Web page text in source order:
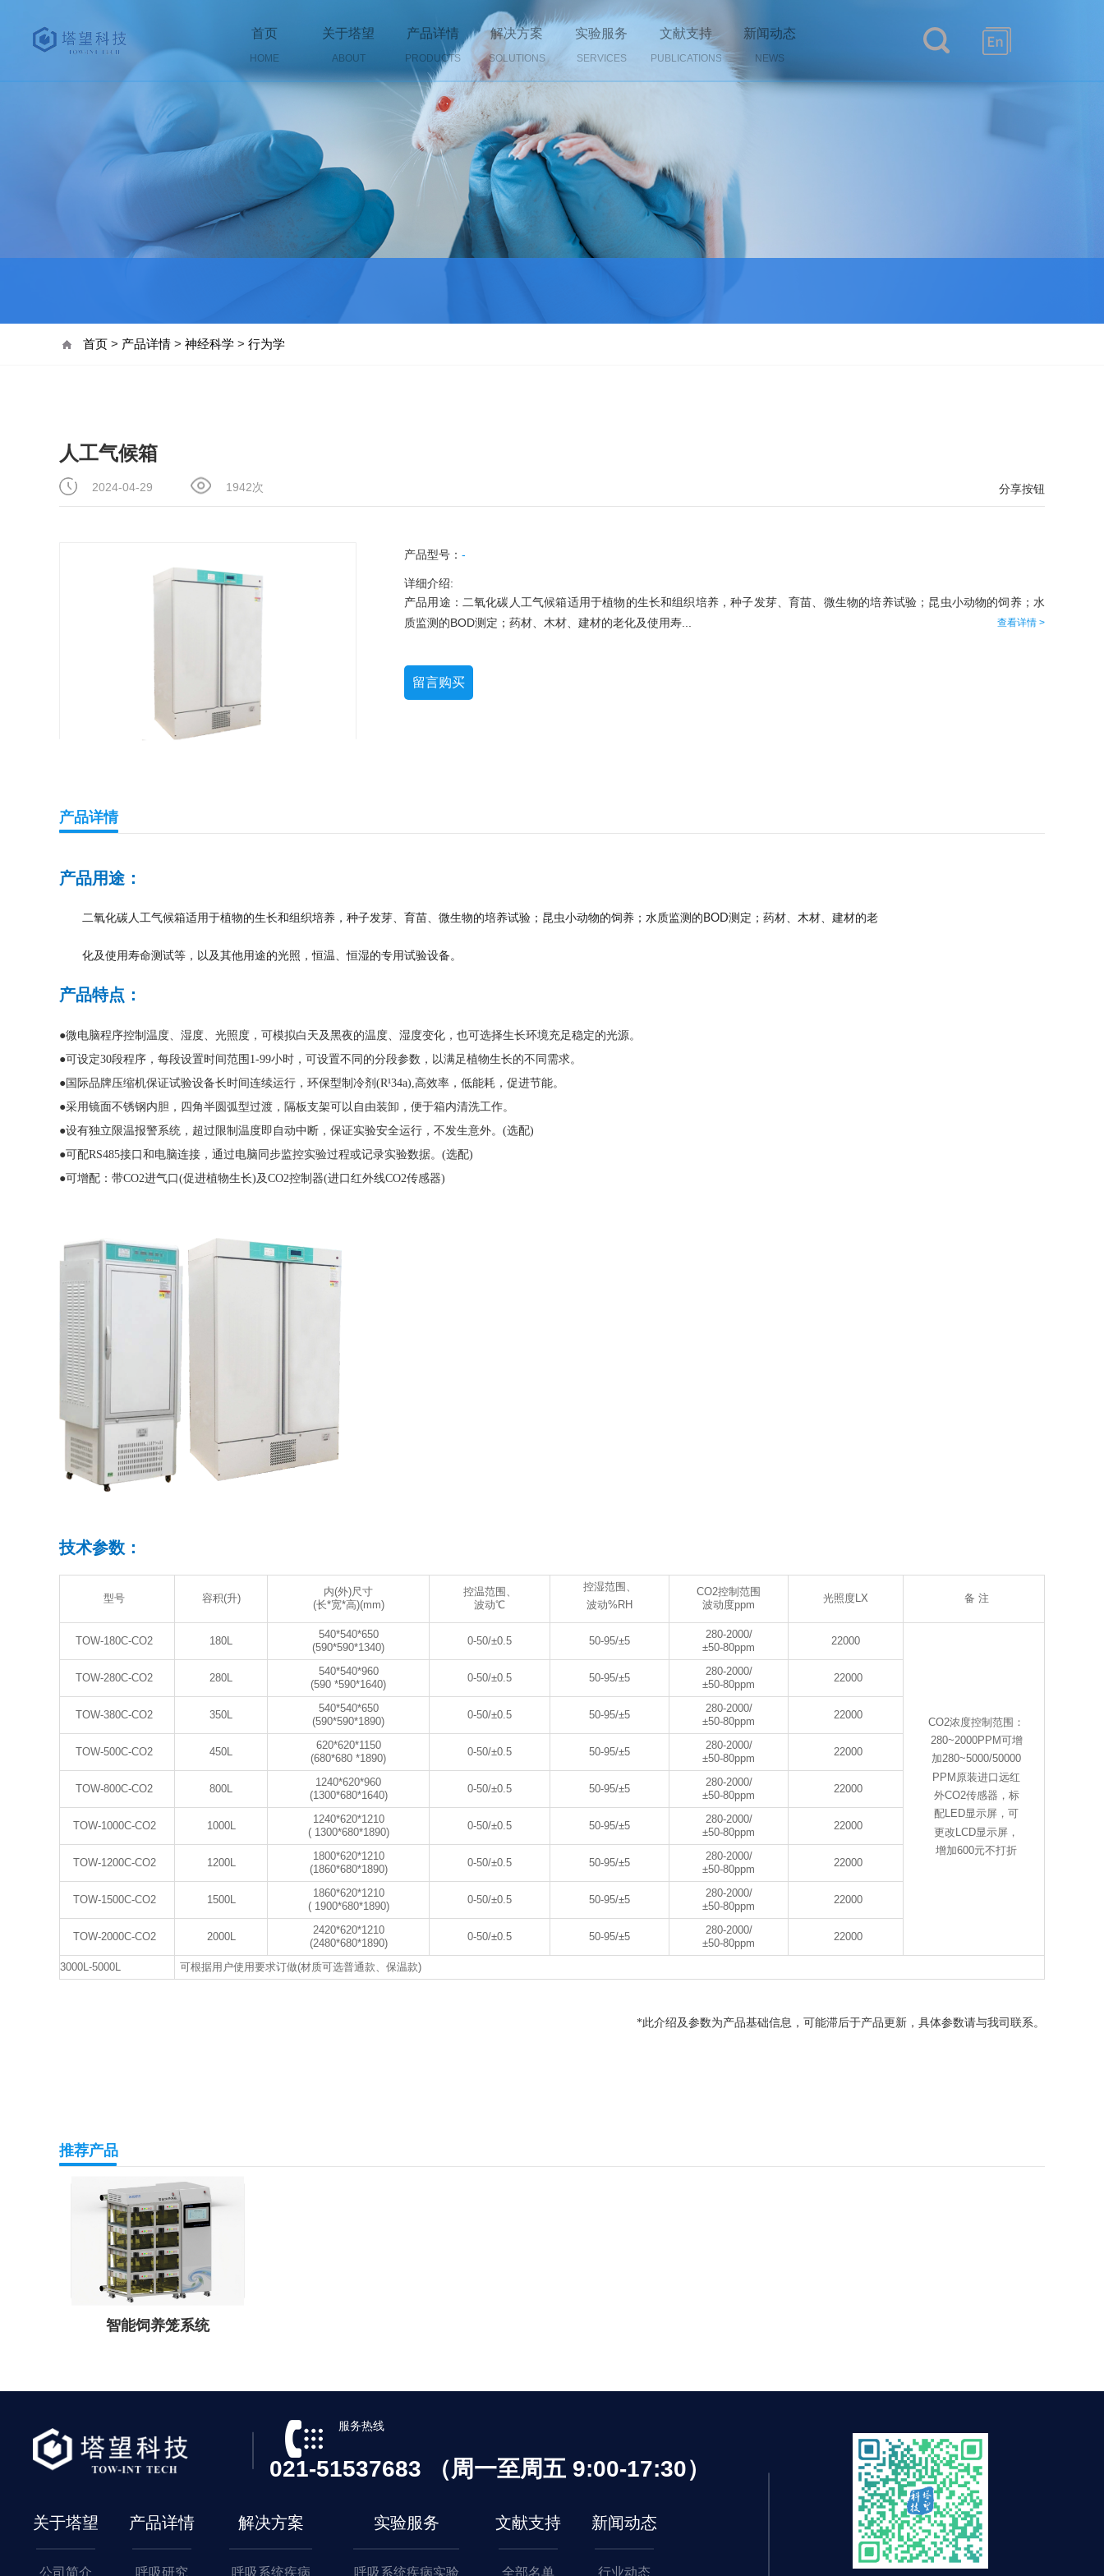
首页
HOME
关于塔望
ABOUT
产品详情
PRODUCTS
解决方案
SOLUTIONS
实验服务
SERVICES
文献支持
PUBLICATIONS
新闻动态
NEWS
首页 > 产品详情 > 神经科学 > 行为学
人工气候箱
2024-04-29 1942次 分享按钮
产品型号： -
详细介绍:
产品用途：二氧化碳人工气候箱适用于植物的生长和组织培养，种子发芽、育苗、微生物的培养试验；昆虫小动物的饲养；水
质监测的BOD测定；药材、木材、建材的老化及使用寿...
查看详情 >
留言购买
产品详情
产品用途：
二氧化碳人工气候箱适用于植物的生长和组织培养，种子发芽、育苗、微生物的培养试验；昆虫小动物的饲养；水质监测的BOD测定；药材、木材、建材的老
化及使用寿命测试等，以及其他用途的光照，恒温、恒湿的专用试验设备。
产品特点：
●微电脑程序控制温度、湿度、光照度，可模拟白天及黑夜的温度、湿度变化，也可选择生长环境充足稳定的光源。
●可设定30段程序，每段设置时间范围1-99小时，可设置不同的分段参数，以满足植物生长的不同需求。
●国际品牌压缩机保证试验设备长时间连续运行，环保型制冷剂(R¹34a),高效率，低能耗，促进节能。
●采用镜面不锈钢内胆，四角半圆弧型过渡，隔板支架可以自由装卸，便于箱内清洗工作。
●设有独立限温报警系统，超过限制温度即自动中断，保证实验安全运行，不发生意外。(选配)
●可配RS485接口和电脑连接，通过电脑同步监控实验过程或记录实验数据。(选配)
●可增配：带CO2进气口(促进植物生长)及CO2控制器(进口红外线CO2传感器)
技术参数：
型号 容积(升)
内(外)尺寸
(长*宽*高)(mm)
控温范围、
波动℃
控湿范围、
波动%RH
CO2控制范围
波动度ppm
光照度LX 备 注
TOW-180C-CO2 180L
540*540*650
(590*590*1340)
0-50/±0.5 50-95/±5
280-2000/
±50-80ppm
22000
CO2浓度控制范围：
280~2000PPM可增
加280~5000/50000
PPM原装进口远红
外CO2传感器，标
配LED显示屏，可
更改LCD显示屏，
增加600元不打折
TOW-280C-CO2 280L
540*540*960
(590 *590*1640)
0-50/±0.5 50-95/±5
280-2000/
±50-80ppm
22000
TOW-380C-CO2 350L
540*540*650
(590*590*1890)
0-50/±0.5 50-95/±5
280-2000/
±50-80ppm
22000
TOW-500C-CO2 450L
620*620*1150
(680*680 *1890)
0-50/±0.5 50-95/±5
280-2000/
±50-80ppm
22000
TOW-800C-CO2 800L
1240*620*960
(1300*680*1640)
0-50/±0.5 50-95/±5
280-2000/
±50-80ppm
22000
TOW-1000C-CO2 1000L
1240*620*1210
( 1300*680*1890)
0-50/±0.5 50-95/±5
280-2000/
±50-80ppm
22000
TOW-1200C-CO2 1200L
1800*620*1210
(1860*680*1890)
0-50/±0.5 50-95/±5
280-2000/
±50-80ppm
22000
TOW-1500C-CO2 1500L
1860*620*1210
( 1900*680*1890)
0-50/±0.5 50-95/±5
280-2000/
±50-80ppm
22000
TOW-2000C-CO2 2000L
2420*620*1210
(2480*680*1890)
0-50/±0.5 50-95/±5
280-2000/
±50-80ppm
22000
3000L-5000L 可根据用户使用要求订做(材质可选普通款、保温款)
*此介绍及参数为产品基础信息，可能滞后于产品更新，具体参数请与我司联系。
推荐产品
智能饲养笼系统
服务热线
021-51537683 （周一至周五 9:00-17:30）
关于塔望
公司简介
产品详情
呼吸研究
解决方案
呼吸系统疾病
实验服务
呼吸系统疾病实验
文献支持
全部名单
新闻动态
行业动态